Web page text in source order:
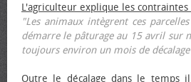
L'agriculteur explique les
"Les animaux intègrent ces
démarre le pâturage au 15 avril sur
toujours environ un mois de
Outre le décalage dans le temps